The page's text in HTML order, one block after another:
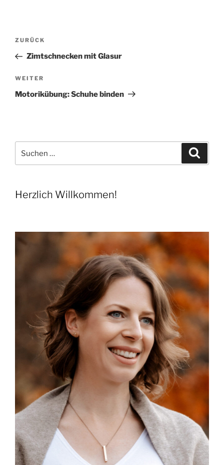
Beitragsnavigation
Vorheriger
Beitrag
ZURÜCK
Zimtschnecken mit Glasur
Nächster
Beitrag
WEITER
Motorikübung: Schuhe binden
nach:
Herzlich Willkommen!